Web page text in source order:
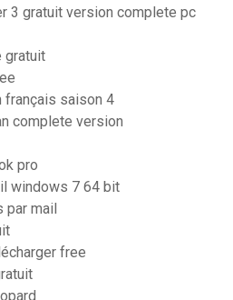
3 gratuit version complete pc
gratuit
français saison 4
complete version
pro
windows 7 64 bit
par mail
free